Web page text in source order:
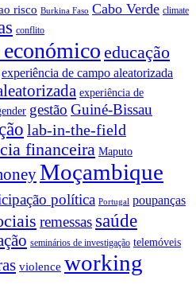
risco Burkina Faso Cabo Verde climate
conflito
educação
experiência de campo aleatorizada
experiência de
gestão Guiné-Bissau
lab-in-the-field
financeira Maputo
Moçambique
política Portugal poupanças
remessas saúde
seminários de investigação telemóveis
violence working